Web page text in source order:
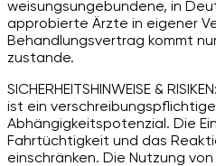
weisungsungebundene, in
approbierte Ärzte in eigener
Behandlungsvertrag kommt
zustande.
SICHERHEITSHINWEISE &
ist ein
Abhängigkeitspotenzial. Die
Fahrtüchtigkeit und das
einschränken. Die Nutzung